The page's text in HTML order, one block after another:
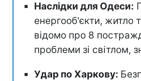
Наслідки для Одеси:
енергооб'єкти, житло
відомо про 8
проблеми зі світлом,
Удар по Харкову: